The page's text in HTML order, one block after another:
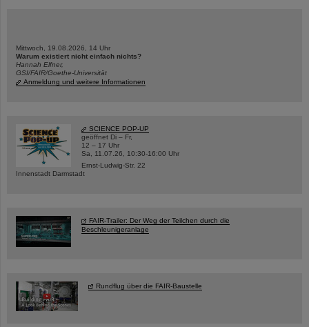
Mittwoch, 19.08.2026, 14 Uhr
Warum existiert nicht einfach nichts?
Hannah Elfner,
GSI/FAIR/Goethe-Universität
Anmeldung und weitere Informationen
SCIENCE POP-UP
geöffnet Di – Fr,
12 – 17 Uhr
Sa, 11.07.26, 10:30-16:00 Uhr
Ernst-Ludwig-Str. 22
Innenstadt Darmstadt
FAIR-Trailer: Der Weg der Teilchen durch die
Beschleunigeranlage
Rundflug über die FAIR-Baustelle